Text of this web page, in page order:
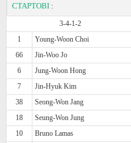
СТАРТОВІ :
3-4-1-2
1
Young-Woon Choi
66
Jin-Woo Jo
6
Jung-Woon Hong
7
Jin-Hyuk Kim
38
Seong-Won Jang
18
Seung-Won Jung
10
Bruno Lamas